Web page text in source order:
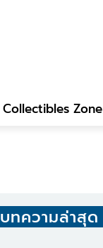
Collectibles Zone
บทความล่าสุด